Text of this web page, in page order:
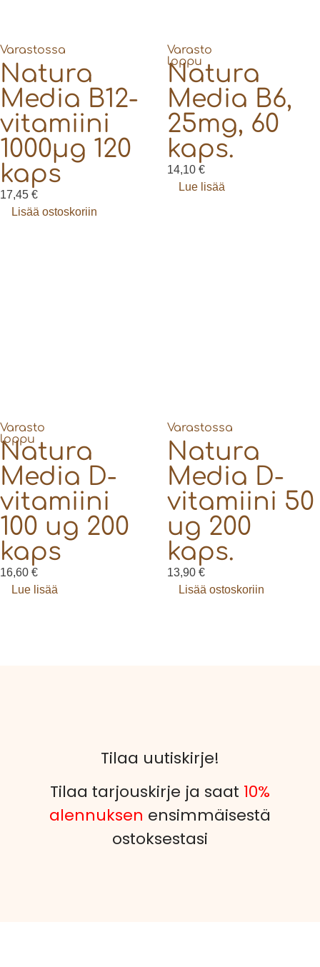
Varastossa
Natura
Media B12-
vitamiini
1000µg 120
kaps
17,45 €
Lisää ostoskoriin
Varasto
loppu
Natura
Media B6,
25mg, 60
kaps.
14,10 €
Lue lisää
Varasto
loppu
Natura
Media D-
vitamiini
100 ug 200
kaps
16,60 €
Lue lisää
Varastossa
Natura
Media D-
vitamiini 50
ug 200
kaps.
13,90 €
Lisää ostoskoriin
Tilaa uutiskirje!
Tilaa tarjouskirje ja saat 10%
alennuksen ensimmäisestä
ostoksestasi